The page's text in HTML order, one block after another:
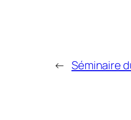
← Séminaire